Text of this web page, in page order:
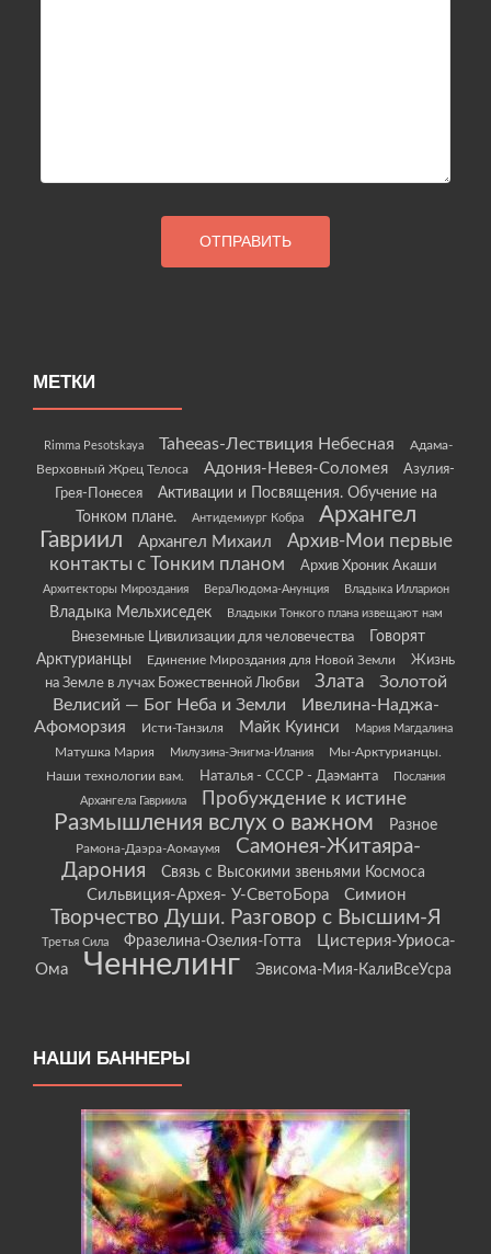
МЕТКИ
Rimma Pesotskaya Taheeas-Лествиция Небесная
Адама-
Верховный Жрец Телоса
Адония-Невея-Соломея
Азулия-
Грея-Понесея
Активации и Посвящения. Обучение на
Тонком плане.
Антидемиург Кобра
Архангел
Гавриил
Архангел Михаил
Архив-Мои первые
контакты с Тонким планом
Архив Хроник Акаши
Архитекторы Мироздания ВераЛюдома-Анунция Владыка Илларион
Владыка Мельхиседек Владыки Тонкого плана извещают нам
Внеземные Цивилизации для человечества
Говорят
Арктурианцы
Единение Мироздания для Новой Земли
Жизнь
на Земле в лучах Божественной Любви
Злата
Золотой
Велисий — Бог Неба и Земли
Ивелина-Наджа-
Афоморзия
Исти-Танзиля Майк Куинси Мария Магдалина
Матушка Мария Милузина-Энигма-Илания
Мы-Арктурианцы.
Наши технологии вам.
Наталья - СССР - Даэманта
Послания
Архангела Гавриила
Пробуждение к истине
Размышления вслух о важном Разное
Рамона-Даэра-Аомаумя
Самонея-Житаяра-
Дарония
Связь с Высокими звеньями Космоса
Сильвиция-Архея- У-СветоБора Симион
Творчество Души. Разговор с Высшим-Я
Третья Сила Фразелина-Озелия-Готта
Цистерия-Уриоса-
Ома
Ченнелинг Эвисома-Мия-КалиВсеУсра
НАШИ БАННЕРЫ